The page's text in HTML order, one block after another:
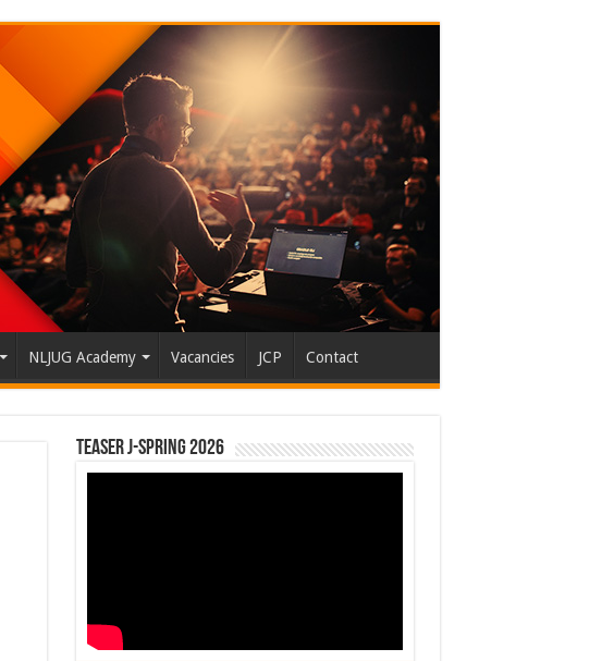
NLJUG Academy Vacancies JCP Contact
Teaser J-Spring 2026